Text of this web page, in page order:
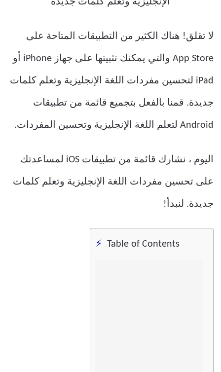
لا تقلق! هناك الكثير من التطبيقات المتاحة على
App Store والتي يمكنك تثبيتها على جهاز iPhone أو
iPad لتحسين مفردات اللغة الإنجليزية وتعلم كلمات
جديدة. قمنا بالفعل بتجميع قائمة من تطبيقات
Android لتعلم اللغة الإنجليزية وتحسين المفردات.
اليوم ، نشارك قائمة من تطبيقات iOS لمساعدتك
على تحسين مفردات اللغة الإنجليزية وتعلم كلمات
جديدة. لنبدأ!
Table of Contents